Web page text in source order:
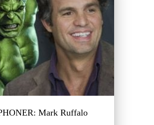
Mark Ruffalo